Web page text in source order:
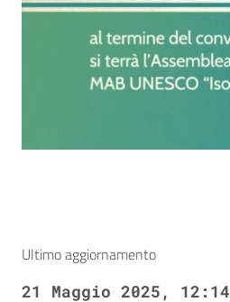
Ultimo aggiornamento
21 Maggio 2025, 12:14